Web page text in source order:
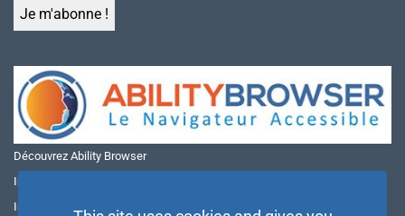
Découvrez Ability Browser
Installer Ability Browser sur Windows
Installer Ability Browser sur Mac